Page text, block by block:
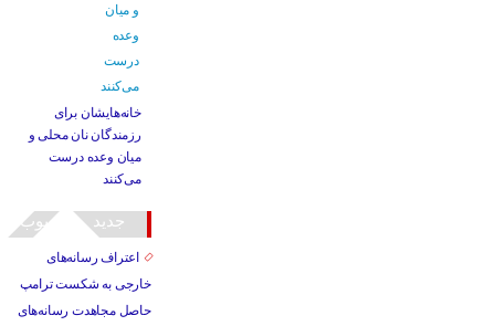
خانه‌هایشان برای
رزمندگان نان محلی و
میان وعده درست
می‌کنند
جدید محبوب
اعتراف رسانه‌های
خارجی به شکست ترامپ
حاصل مجاهدت رسانه‌های